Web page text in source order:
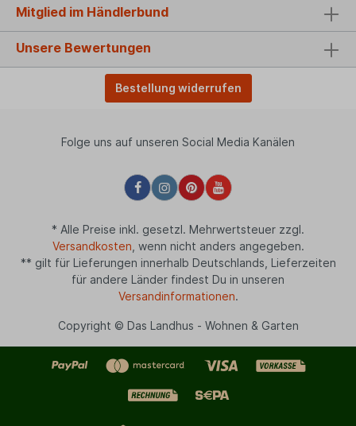
Mitglied im Händlerbund
Unsere Bewertungen
Bestellung widerrufen
Folge uns auf unseren Social Media Kanälen
* Alle Preise inkl. gesetzl. Mehrwertsteuer zzgl.
Versandkosten , wenn nicht anders angegeben.
** gilt für Lieferungen innerhalb Deutschlands, Lieferzeiten
für andere Länder findest Du in unseren
Versandinformationen.
Copyright © Das Landhus - Wohnen & Garten